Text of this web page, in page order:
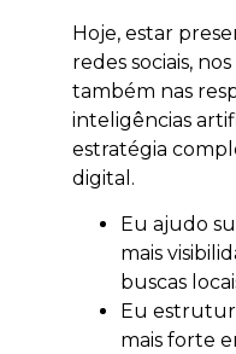
Hoje, estar
redes sociais,
também nas
inteligências
estratégia
digital.
Eu ajudo
mais
buscas
Eu
mais forte